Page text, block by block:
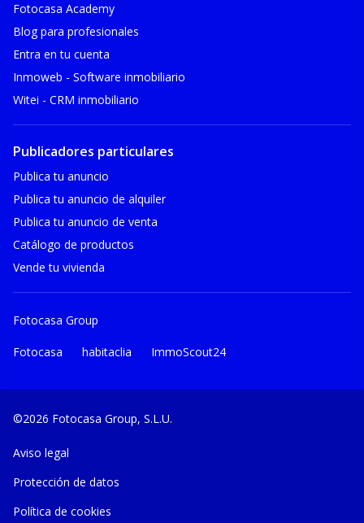
Fotocasa Academy
Blog para profesionales
Entra en tu cuenta
Inmoweb - Software inmobiliario
Witei - CRM inmobiliario
Publicadores particulares
Publica tu anuncio
Publica tu anuncio de alquiler
Publica tu anuncio de venta
Catálogo de productos
Vende tu vivienda
Fotocasa Group
Fotocasa habitaclia ImmoScout24
©2026 Fotocasa Group, S.L.U.
Aviso legal
Protección de datos
Política de cookies